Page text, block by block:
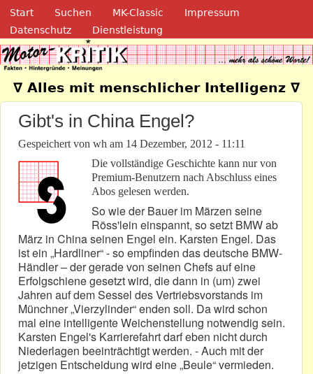
Direkt zum Inhalt
Navigation
Start Suchen MK-Classic
Impressum
Datenschutz
Dienstleistung
Motor-Kritik.de
∇ Alles mit menschlicher Intelligenz ∇
Gibt's in China Engel?
Gespeichert von wh am 14 Dezember, 2012 - 11:11
Die vollständige Geschichte kann nur von
Premium-Benutzern nach Abschluss eines
Abos gelesen werden.
So wie der Bauer im Märzen seine
Röss'lein einspannt, so setzt BMW ab
März in China seinen Engel ein. Karsten Engel. Das
ist ein „Hardliner“ - so empfinden das deutsche BMW-
Händler – der gerade von seinen Chefs auf eine
Erfolgschiene gesetzt wird, die dann in (um) zwei
Jahren auf dem Sessel des Vertriebsvorstands im
Münchner „Vierzylinder“ enden soll. Da wird schon
mal eine intelligente Weichenstellung notwendig sein.
Karsten Engel's Karrierefahrt darf eben nicht durch
Niederlagen beeinträchtigt werden. - Auch mit der
jetzigen Entscheidung wird eine „Beule“ vermieden.